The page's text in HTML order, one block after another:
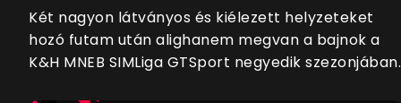
Két nagyon látványos és kiélezett helyzeteket
hozó futam után alighanem megvan a bajnok a
K&H MNEB SIMLiga GTSport negyedik szezonjában.